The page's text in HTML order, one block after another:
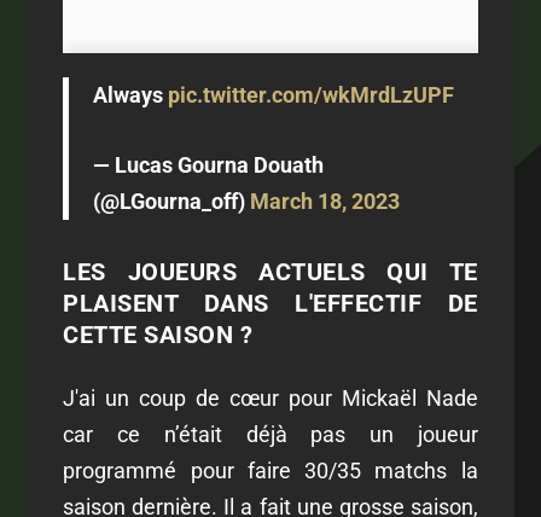
Always pic.twitter.com/wkMrdLzUPF
— Lucas Gourna Douath
(@LGourna_off) March 18, 2023
LES JOUEURS ACTUELS QUI TE
PLAISENT DANS L'EFFECTIF DE
CETTE SAISON ?
J'ai un coup de cœur pour Mickaël Nade
car ce n’était déjà pas un joueur
programmé pour faire 30/35 matchs la
saison dernière. Il a fait une grosse saison,